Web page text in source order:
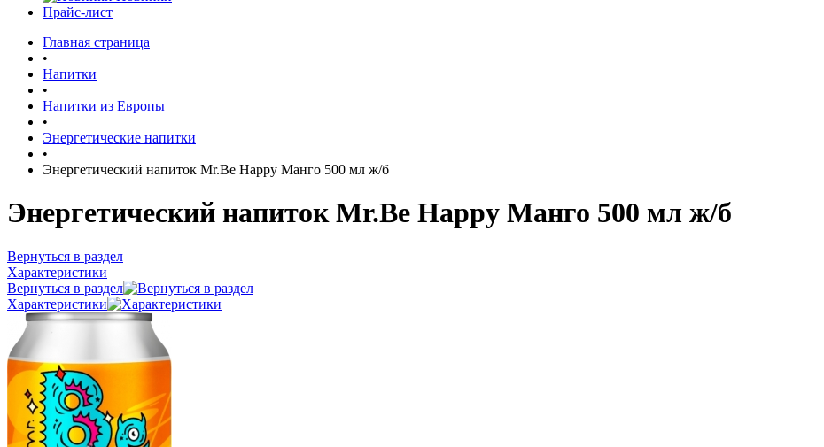
Прайс-лист
Главная страница
•
Напитки
•
Напитки из Европы
•
Энергетические напитки
•
Энергетический напиток Mr.Be Happy Манго 500 мл ж/б
Энергетический напиток Mr.Be Happy Манго 500 мл ж/б
Вернуться в раздел
Характеристики
Вернуться в раздел
Характеристики